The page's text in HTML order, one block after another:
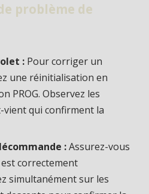
problème de
: Pour corriger un
une réinitialisation en
PROG. Observez les
vient qui confirment la
:Assurez-vous
correctement
simultanément sur les